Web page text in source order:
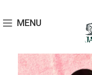
MENU